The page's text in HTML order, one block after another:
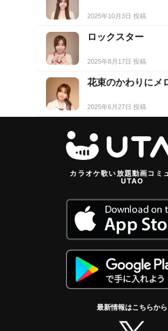
2025年10月3日 投稿
ロックスター
2025年8月17日 投稿
花束のかわりにメ
2025年6月27日 投稿
カラオケ歌い放題動画コミ
UTAO
最新情報はこちらから